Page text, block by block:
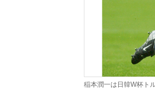
稲本潤一は日韓W杯ト